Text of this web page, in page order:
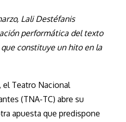
Lali Destéfanis
performática del texto
constituye un hito en la
el Teatro Nacional
(TNA-TC) abre su
apuesta que predispone